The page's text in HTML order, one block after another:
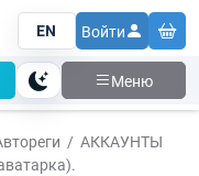
EN Войти
Тема Меню
АККАУНТЫ